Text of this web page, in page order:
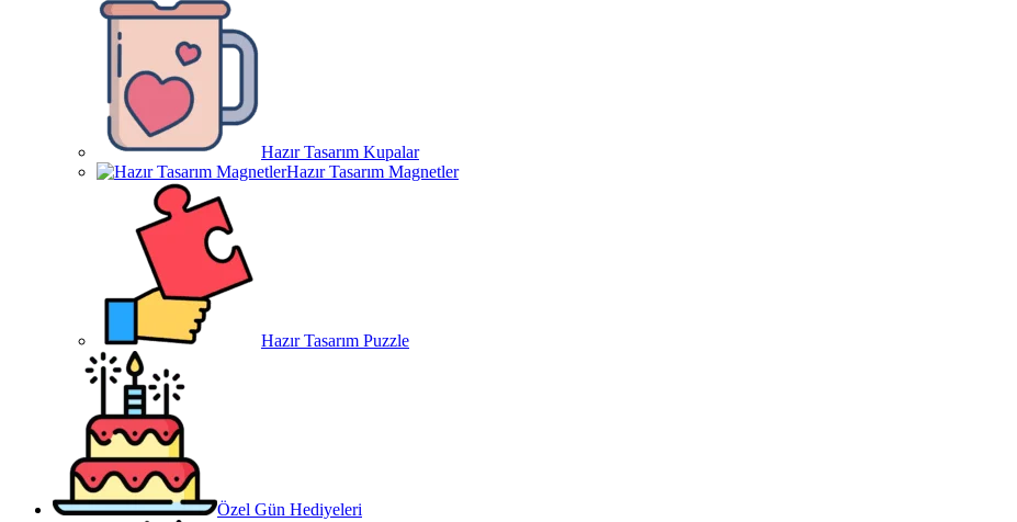
Hazır Tasarım Kupalar
Hazır Tasarım Magnetler
Hazır Tasarım Puzzle
Özel Gün Hediyeleri